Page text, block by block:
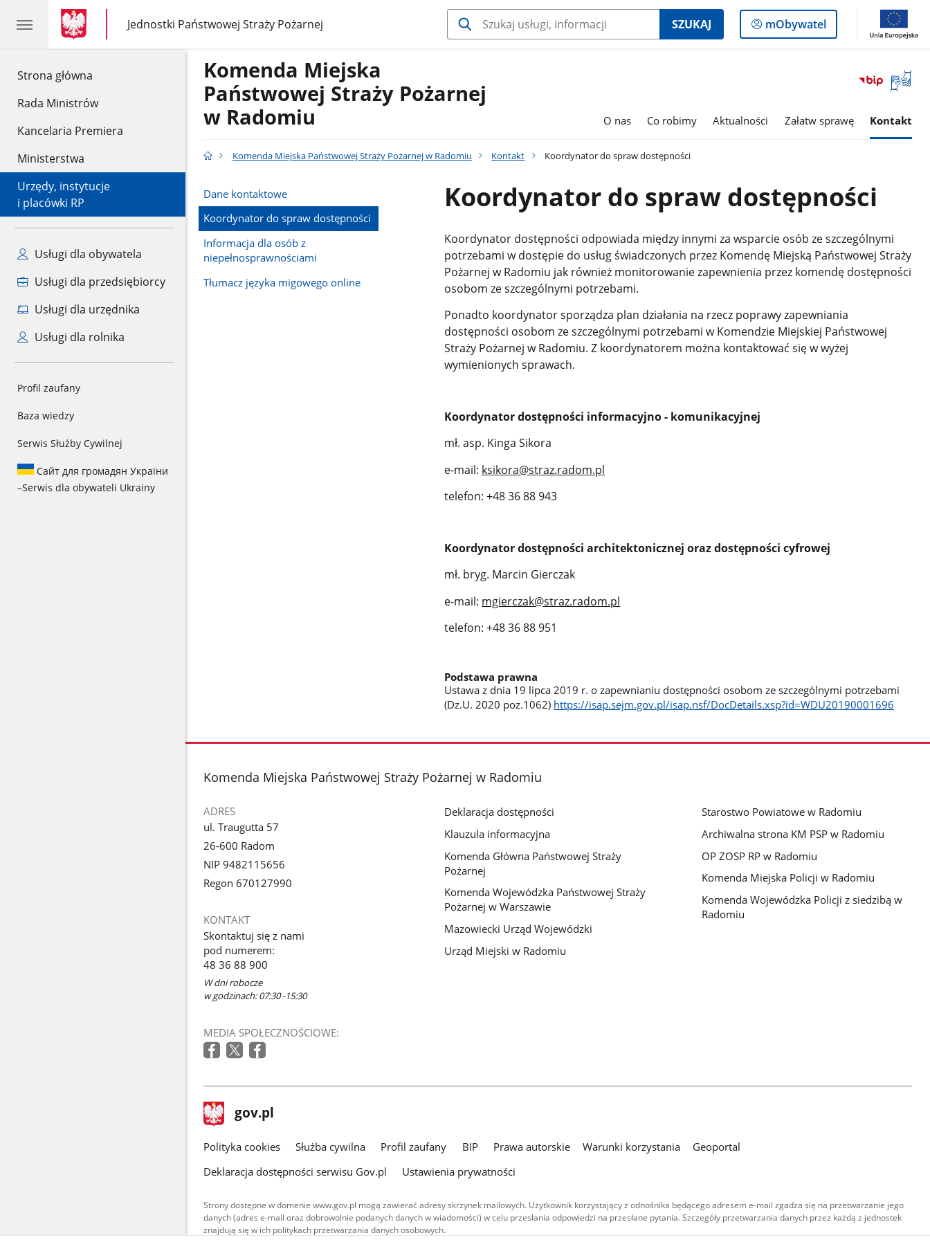
Strona główna
Rada Ministrów
Kancelaria Premiera
Ministerstwa
Urzędy, instytucje
i placówki RP
Usługi dla obywatela
Usługi dla przedsiębiorcy
Usługi dla urzędnika
Usługi dla rolnika
Profil zaufany
Baza wiedzy
Serwis Służby Cywilnej
Сайт для громадян України
–Serwis dla obywateli Ukrainy
gov.pl
gov.pl
Jednostki Państwowej Straży Pożarnej
gov.pl
Jednostki
Państwowej
SZUKAJ
Logowanie
do
mObywatel
Otwórz
okno
języka
Komenda Miejska
Państwowej Straży Pożarnej
w Radomiu
O nas Co robimy Aktualności Załatw sprawę Kontakt
Komenda Miejska Państwowej Straży Pożarnej w Radomiu Kontakt Koordynator do spraw dostępności
Dane kontaktowe
Koordynator do spraw dostępności
Informacja dla osób z
niepełnosprawnościami
Tłumacz języka migowego online
Koordynator do spraw dostępności
Koordynator dostępności odpowiada między innymi za wsparcie osób ze szczególnymi
potrzebami w dostępie do usług świadczonych przez Komendę Miejską Państwowej Straży
Pożarnej w Radomiu jak również monitorowanie zapewnienia przez komendę dostępności
osobom ze szczególnymi potrzebami.
Ponadto koordynator sporządza plan działania na rzecz poprawy zapewniania
dostępności osobom ze szczególnymi potrzebami w Komendzie Miejskiej Państwowej
Straży Pożarnej w Radomiu. Z koordynatorem można kontaktować się w wyżej
wymienionych sprawach.
Koordynator dostępności informacyjno - komunikacyjnej
mł. asp. Kinga Sikora
e-mail: ksikora@straz.radom.pl
telefon: +48 36 88 943
Koordynator dostępności architektonicznej oraz dostępności cyfrowej
mł. bryg. Marcin Gierczak
e-mail: mgierczak@straz.radom.pl
telefon: +48 36 88 951
Podstawa prawna
Ustawa z dnia 19 lipca 2019 r. o zapewnianiu dostępności osobom ze szczególnymi potrzebami
(Dz.U. 2020 poz.1062) https://isap.sejm.gov.pl/isap.nsf/DocDetails.xsp?id=WDU20190001696
stopka
Komenda Miejska Państwowej Straży Pożarnej w Radomiu
ADRES
ul. Traugutta 57
26-600 Radom
NIP 9482115656
Regon 670127990
KONTAKT
Skontaktuj się z nami
pod numerem:
48 36 88 900
W dni robocze
w godzinach: 07:30 -15:30
MEDIA SPOŁECZNOŚCIOWE:
Deklaracja dostępności
Klauzula informacyjna
Komenda Główna Państwowej Straży
Pożarnej
Komenda Wojewódzka Państwowej Straży
Pożarnej w Warszawie
Mazowiecki Urząd Wojewódzki
Urząd Miejski w Radomiu
Starostwo Powiatowe w Radomiu
Archiwalna strona KM PSP w Radomiu
OP ZOSP RP w Radomiu
Komenda Miejska Policji w Radomiu
Komenda Wojewódzka Policji z siedzibą w
Radomiu
stopka
gov.pl Strona
gov.pl
gov.pl
Polityka cookies Służba cywilna Profil zaufany BIP Prawa autorskie Warunki korzystania
Geoportal
Deklaracja dostępności serwisu Gov.pl
Ustawienia prywatności
Strony dostępne w domenie www.gov.pl mogą zawierać adresy skrzynek mailowych. Użytkownik korzystający z odnośnika będącego adresem e-mail zgadza się na przetwarzanie jego
danych (adres e-mail oraz dobrowolnie podanych danych w wiadomości) w celu przesłania odpowiedzi na przesłane pytania. Szczegóły przetwarzania danych przez każdą z jednostek
znajdują się w ich politykach przetwarzania danych osobowych.